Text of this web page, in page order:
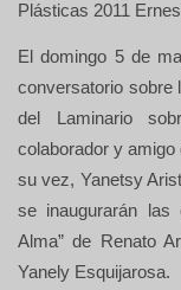
Plásticas 2011
El domingo 5 de
conversatorio sobre
del Laminario
colaborador y
su vez, Yanetsy
se inaugurarán las
Alma” de Renato
Yanely Esquijarosa.